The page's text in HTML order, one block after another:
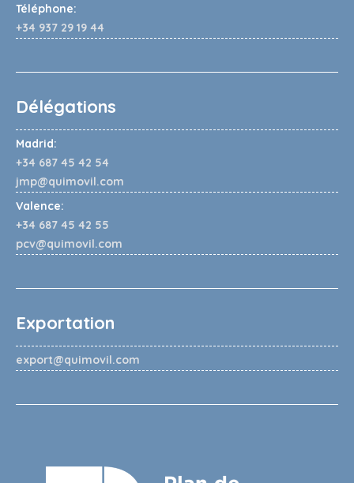
Téléphone:
+34 937 29 19 44
Délégations
Madrid:
+34 687 45 42 54
jmp@quimovil.com
Valence:
+34 687 45 42 55
pcv@quimovil.com
Exportation
export@quimovil.com